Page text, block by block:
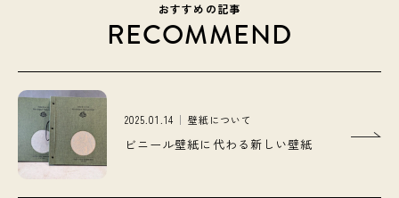
おすすめの記事
RECOMMEND
2025.01.14 壁紙について
ビニール壁紙に代わる新しい壁紙